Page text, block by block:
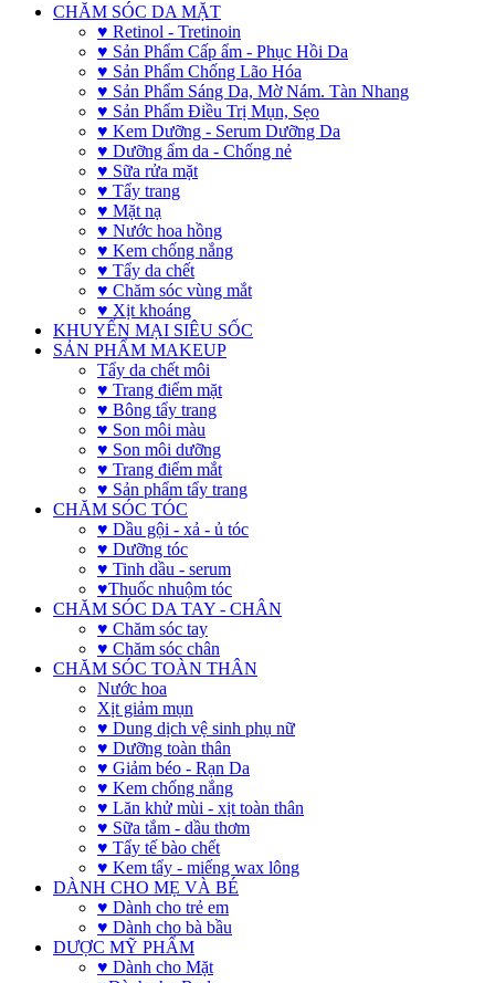
CHĂM SÓC DA MẶT
♥ Retinol - Tretinoin
♥ Sản Phẩm Cấp ẩm - Phục Hồi Da
♥ Sản Phẩm Chống Lão Hóa
♥ Sản Phẩm Sáng Da, Mờ Nám. Tàn Nhang
♥ Sản Phẩm Điều Trị Mụn, Sẹo
♥ Kem Dưỡng - Serum Dưỡng Da
♥ Dưỡng ẩm da - Chống nẻ
♥ Sữa rửa mặt
♥ Tẩy trang
♥ Mặt nạ
♥ Nước hoa hồng
♥ Kem chống nắng
♥ Tẩy da chết
♥ Chăm sóc vùng mắt
♥ Xịt khoáng
KHUYẾN MẠI SIÊU SỐC
SẢN PHẨM MAKEUP
Tẩy da chết môi
♥ Trang điểm mặt
♥ Bông tẩy trang
♥ Son môi màu
♥ Son môi dưỡng
♥ Trang điểm mắt
♥ Sản phẩm tẩy trang
CHĂM SÓC TÓC
♥ Dầu gội - xả - ủ tóc
♥ Dưỡng tóc
♥ Tinh dầu - serum
♥Thuốc nhuộm tóc
CHĂM SÓC DA TAY - CHÂN
♥ Chăm sóc tay
♥ Chăm sóc chân
CHĂM SÓC TOÀN THÂN
Nước hoa
Xịt giảm mụn
♥ Dung dịch vệ sinh phụ nữ
♥ Dưỡng toàn thân
♥ Giảm béo - Rạn Da
♥ Kem chống nắng
♥ Lăn khử mùi - xịt toàn thân
♥ Sữa tắm - dầu thơm
♥ Tẩy tế bào chết
♥ Kem tẩy - miếng wax lông
DÀNH CHO MẸ VÀ BÉ
♥ Dành cho trẻ em
♥ Dành cho bà bầu
DƯỢC MỸ PHẨM
♥ Dành cho Mặt